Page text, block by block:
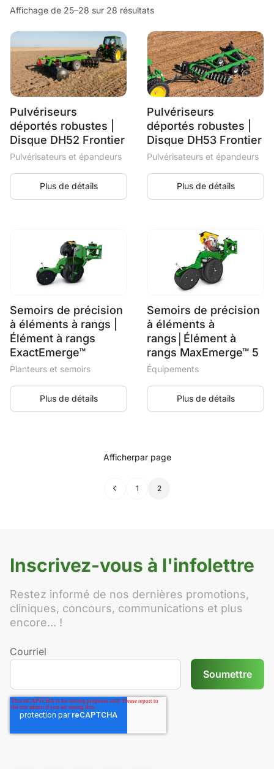
Affichage de 25–28 sur 28 résultats
Pulvériseurs
déportés robustes |
Disque DH52 Frontier
Pulvérisateurs et épandeurs
Plus de détails
Pulvériseurs
déportés robustes |
Disque DH53 Frontier
Pulvérisateurs et épandeurs
Plus de détails
Semoirs de précision
à éléments à rangs |
Élément à rangs
ExactEmerge™
Planteurs et semoirs
Plus de détails
Semoirs de précision
à éléments à
rangs│Élément à
rangs MaxEmerge™ 5
Équipements
Plus de détails
Afficherpar page
← 1 2
Inscrivez-vous à l'infolettre
Restez informé de nos dernières promotions,
cliniques, concours, communications et plus
encore... !
Courriel